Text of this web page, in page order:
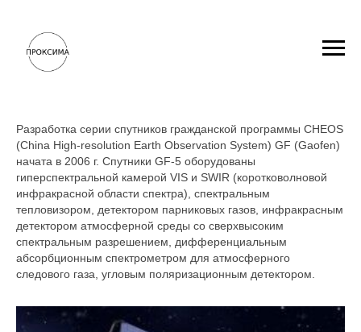
Разработка серии спутников гражданской программы CHEOS
(China High-resolution Earth Observation System) GF (Gaofen)
начата в 2006 г. Спутники GF-5 оборудованы
гиперспектральной камерой VIS и SWIR (коротковолновой
инфракрасной области спектра), спектральным
тепловизором, детектором парниковых газов, инфракрасным
детектором атмосферной среды со сверхвысоким
спектральным разрешением, дифференциальным
абсорбционным спектрометром для атмосферного
следового газа, угловым поляризационным детектором.